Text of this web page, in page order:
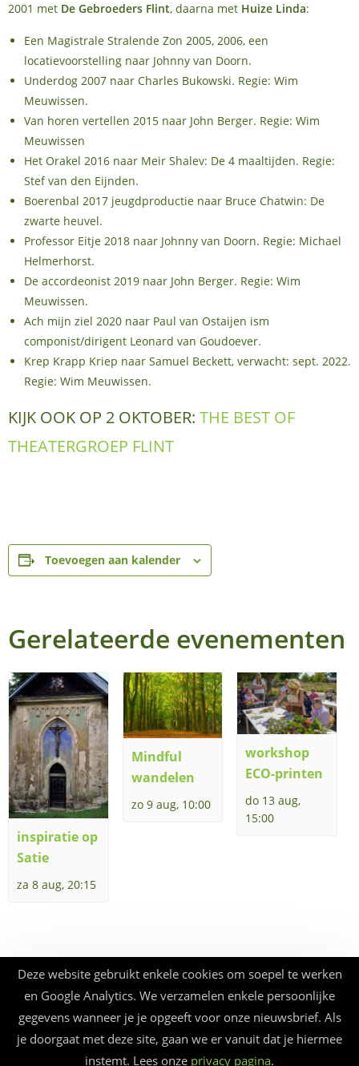
2001 met De Gebroeders Flint, daarna met Huize Linda:
Een Magistrale Stralende Zon 2005, 2006, een
locatievoorstelling naar Johnny van Doorn.
Underdog 2007 naar Charles Bukowski. Regie: Wim
Meuwissen.
Van horen vertellen 2015 naar John Berger. Regie: Wim
Meuwissen
Het Orakel 2016 naar Meir Shalev: De 4 maaltijden. Regie:
Stef van den Eijnden.
Boerenbal 2017 jeugdproductie naar Bruce Chatwin: De
zwarte heuvel.
Professor Eitje 2018 naar Johnny van Doorn. Regie: Michael
Helmerhorst.
De accordeonist 2019 naar John Berger. Regie: Wim
Meuwissen.
Ach mijn ziel 2020 naar Paul van Ostaijen ism
componist/dirigent Leonard van Goudoever.
Krep Krapp Kriep naar Samuel Beckett, verwacht: sept. 2022.
Regie: Wim Meuwissen.
KIJK OOK OP 2 OKTOBER: THE BEST OF
THEATERGROEP FLINT
Toevoegen aan kalender
Gerelateerde evenementen
inspiratie op
Satie
za 8 aug, 20:15
Mindful
wandelen
zo 9 aug, 10:00
workshop
ECO-printen
do 13 aug,
15:00
Deze website gebruikt enkele cookies om soepel te werken
en Google Analytics. We verzamelen enkele persoonlijke
gegevens wanneer je je opgeeft voor onze nieuwsbrief. Als
je doorgaat met deze site, gaan we er vanuit dat je hiermee
instemt. Lees onze privacy pagina.